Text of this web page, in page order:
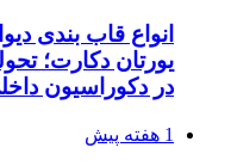
انواع قاب بندی
یورتان دکارت؛
در دکوراسیون
1 هفته پیش